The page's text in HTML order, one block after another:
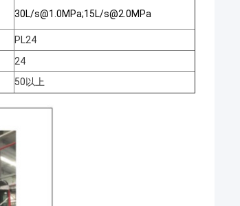
30L/s@1.0MPa;15L/s@2.0MPa
PL24
24
50以上